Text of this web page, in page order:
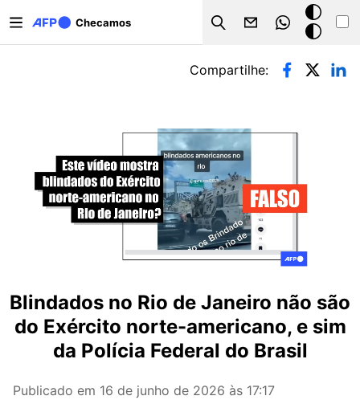
Checamos
Search
Modo
escuro
Abas primárias
Compartilhe:
Blindados no Rio de Janeiro não são
do Exército norte-americano, e sim
da Polícia Federal do Brasil
Publicado em 16 de junho de 2026 às 17:17